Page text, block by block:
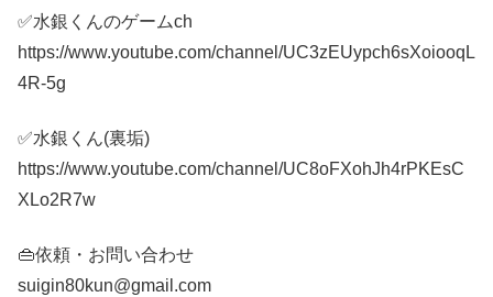
✅水銀くんのゲームch
https://www.youtube.com/channel/UC3zEUypch6sXoiooqL
4R-5g
✅水銀くん(裏垢)
https://www.youtube.com/channel/UC8oFXohJh4rPKEsC
XLo2R7w
👜依頼・お問い合わせ
suigin80kun@gmail.com